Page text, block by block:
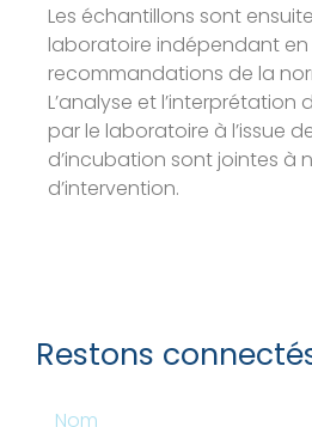
Les échantillons sont
laboratoire indépendant
recommandations de la
L’analyse et l’interprétation
par le laboratoire à l’issue
d’incubation sont jointes à
d’intervention.
Restons